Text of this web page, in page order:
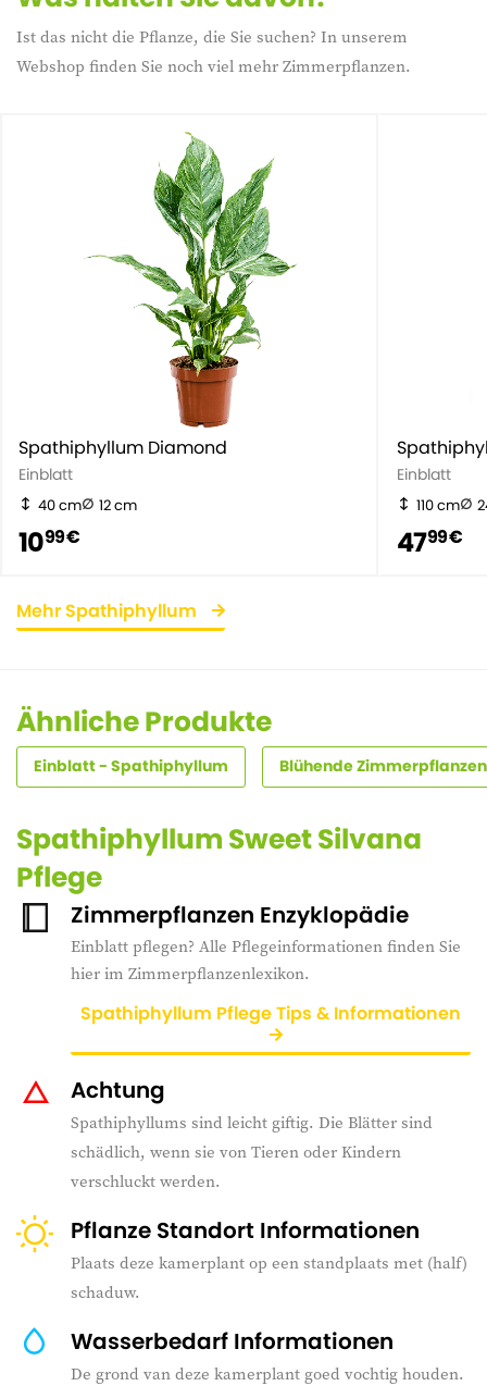
Ist das nicht die Pflanze, die Sie suchen? In unserem
Webshop finden Sie noch viel mehr Zimmerpflanzen.
Spathiphyllum Diamond
Einblatt
40 cm 12 cm
1099 €
Einblatt
110 cm
4799 €
Mehr Spathiphyllum
Ähnliche Produkte
Einblatt - Spathiphyllum Blühende Zimmerpflanzen
Spathiphyllum Sweet Silvana
Pflege
Zimmerpflanzen Enzyklopädie
Einblatt pflegen? Alle Pflegeinformationen finden Sie
hier im Zimmerpflanzenlexikon.
Spathiphyllum Pflege Tips & Informationen
Achtung
Spathiphyllums sind leicht giftig. Die Blätter sind
schädlich, wenn sie von Tieren oder Kindern
verschluckt werden.
Pflanze Standort Informationen
Plaats deze kamerplant op een standplaats met (half)
schaduw.
Wasserbedarf Informationen
De grond van deze kamerplant goed vochtig houden.